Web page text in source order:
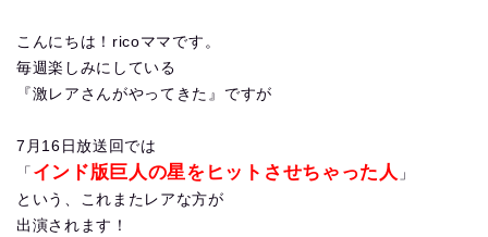
こんにちは！ricoママです。
毎週楽しみにしている
『激レアさんがやってきた』ですが
7月16日放送回では
「 インド版巨人の星をヒットさせちゃった人 」
という、これまたレアな方が
出演されます！